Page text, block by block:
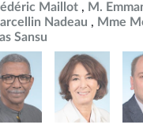
Maillot
M.
Nadeau
Mme
Sansu